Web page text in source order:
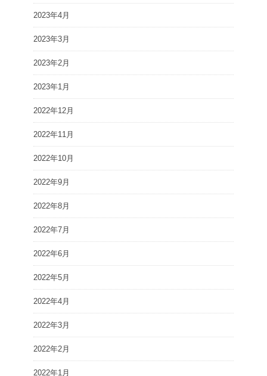
2023年4月
2023年3月
2023年2月
2023年1月
2022年12月
2022年11月
2022年10月
2022年9月
2022年8月
2022年7月
2022年6月
2022年5月
2022年4月
2022年3月
2022年2月
2022年1月